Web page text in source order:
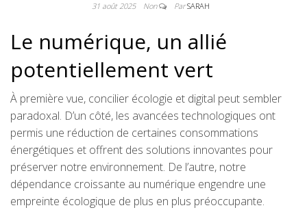
31 août 2025 Non ParSARAH
Le numérique, un allié
potentiellement vert
À première vue, concilier écologie et digital peut sembler
paradoxal. D’un côté, les avancées technologiques ont
permis une réduction de certaines consommations
énergétiques et offrent des solutions innovantes pour
préserver notre environnement. De l’autre, notre
dépendance croissante au numérique engendre une
empreinte écologique de plus en plus préoccupante.